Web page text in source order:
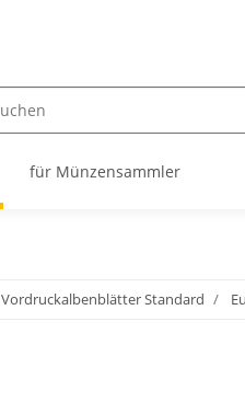
für Münzensammler
Vordruckalbenblätter Standard